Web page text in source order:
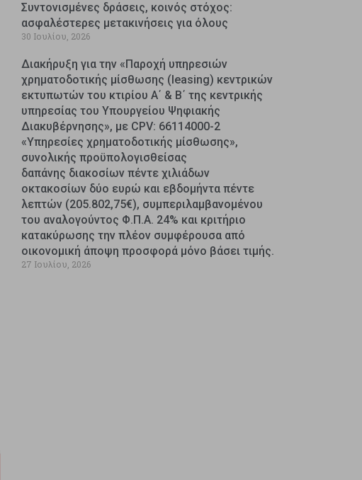
Συντονισμένες δράσεις, κοινός στόχος:
ασφαλέστερες μετακινήσεις για όλους
30 Ιουλίου, 2026
Διακήρυξη για την «Παροχή υπηρεσιών
χρηματοδοτικής μίσθωσης (leasing) κεντρικών
εκτυπωτών του κτιρίου Α΄ & Β΄ της κεντρικής
υπηρεσίας του Υπουργείου Ψηφιακής
Διακυβέρνησης», με CPV: 66114000-2
«Υπηρεσίες χρηματοδοτικής μίσθωσης»,
συνολικής προϋπολογισθείσας
δαπάνης διακοσίων πέντε χιλιάδων
οκτακοσίων δύο ευρώ και εβδομήντα πέντε
λεπτών (205.802,75€), συμπεριλαμβανομένου
του αναλογούντος Φ.Π.Α. 24% και κριτήριο
κατακύρωσης την πλέον συμφέρουσα από
οικονομική άποψη προσφορά μόνο βάσει τιμής.
27 Ιουλίου, 2026